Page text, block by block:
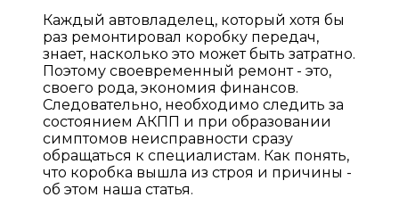
Каждый автовладелец, который хотя бы
раз ремонтировал коробку передач,
знает, насколько это может быть затратно.
Поэтому своевременный ремонт - это,
своего рода, экономия финансов.
Следовательно, необходимо следить за
состоянием АКПП и при образовании
симптомов неисправности сразу
обращаться к специалистам. Как понять,
что коробка вышла из строя и причины -
об этом наша статья.